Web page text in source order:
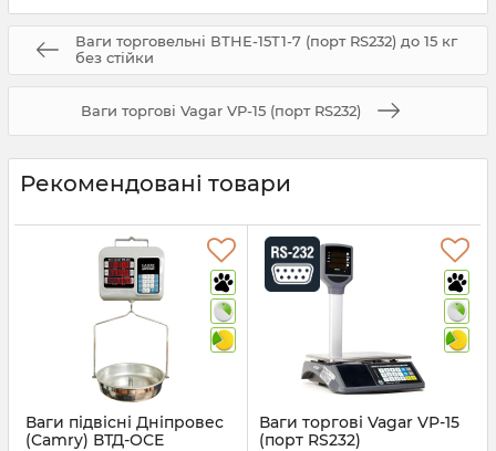
Ваги торговельні ВТНЕ-15Т1-7 (порт RS232) до 15 кг
без стійки
Ваги торгові Vagar VP-15 (порт RS232)
Рекомендовані товари
Ваги підвісні Дніпровес
(Camry) ВТД-ОСЕ
Ваги торгові Vagar VP-15
(порт RS232)